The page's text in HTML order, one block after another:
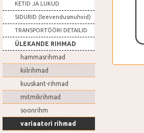
KETID JA LUKUD
SIDURID (leevendusmuhvid)
TRANSPORTÖÖRI DETAILID
ÜLEKANDE RIHMAD
hammasrihmad
kiilrihmad
kuuskant-rihmad
mitmikrihmad
soonrihm
variaatori rihmad